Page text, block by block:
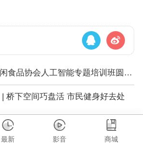
食品协会人工智能专题培训班圆满
桥下空间巧盘活 市民健身好去处
最新 影音 商城